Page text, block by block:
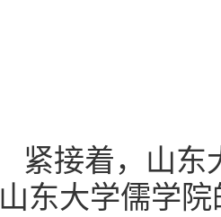
紧接着，山东
山东大学儒学